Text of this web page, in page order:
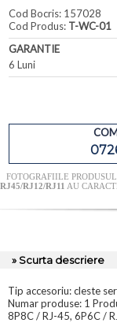
Cod Bocris: 157028
Cod Produs: T-WC-01
GARANTIE
6 Luni
FOTOGRAFIILE
RJ45/RJ12/RJ11 AU
» Scurta descriere
Tip accesoriu: cleste
Numar produse: 1
8P8C / RJ-45, 6P6C /